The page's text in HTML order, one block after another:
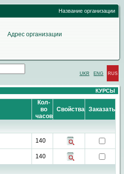
Название организации
Адрес организации
RUS
ENG
UKR
КУРСЫ
Кол-
во
часов
Свойства Заказать
140
140